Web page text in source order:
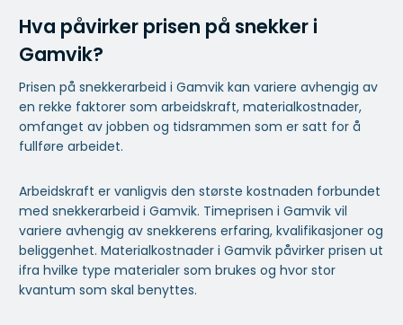
Hva påvirker prisen på snekker i
Gamvik?
Prisen på snekkerarbeid i Gamvik kan variere avhengig av
en rekke faktorer som arbeidskraft, materialkostnader,
omfanget av jobben og tidsrammen som er satt for å
fullføre arbeidet.
Arbeidskraft er vanligvis den største kostnaden forbundet
med snekkerarbeid i Gamvik. Timeprisen i Gamvik vil
variere avhengig av snekkerens erfaring, kvalifikasjoner og
beliggenhet. Materialkostnader i Gamvik påvirker prisen ut
ifra hvilke type materialer som brukes og hvor stor
kvantum som skal benyttes.